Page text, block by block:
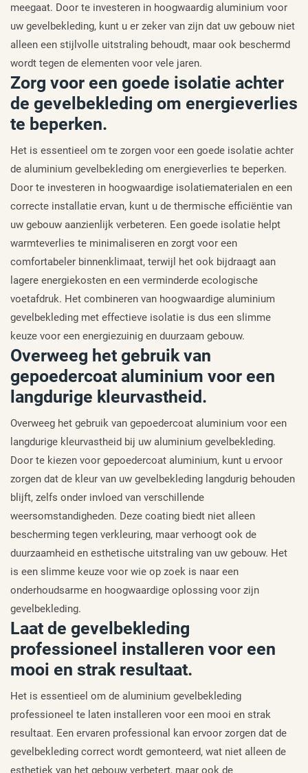
meegaat. Door te investeren in hoogwaardig aluminium voor
uw gevelbekleding, kunt u er zeker van zijn dat uw gebouw niet
alleen een stijlvolle uitstraling behoudt, maar ook beschermd
wordt tegen de elementen voor vele jaren.
Zorg voor een goede isolatie achter
de gevelbekleding om energieverlies
te beperken.
Het is essentieel om te zorgen voor een goede isolatie achter
de aluminium gevelbekleding om energieverlies te beperken.
Door te investeren in hoogwaardige isolatiematerialen en een
correcte installatie ervan, kunt u de thermische efficiëntie van
uw gebouw aanzienlijk verbeteren. Een goede isolatie helpt
warmteverlies te minimaliseren en zorgt voor een
comfortabeler binnenklimaat, terwijl het ook bijdraagt aan
lagere energiekosten en een verminderde ecologische
voetafdruk. Het combineren van hoogwaardige aluminium
gevelbekleding met effectieve isolatie is dus een slimme
keuze voor een energiezuinig en duurzaam gebouw.
Overweeg het gebruik van
gepoedercoat aluminium voor een
langdurige kleurvastheid.
Overweeg het gebruik van gepoedercoat aluminium voor een
langdurige kleurvastheid bij uw aluminium gevelbekleding.
Door te kiezen voor gepoedercoat aluminium, kunt u ervoor
zorgen dat de kleur van uw gevelbekleding langdurig behouden
blijft, zelfs onder invloed van verschillende
weersomstandigheden. Deze coating biedt niet alleen
bescherming tegen verkleuring, maar verhoogt ook de
duurzaamheid en esthetische uitstraling van uw gebouw. Het
is een slimme keuze voor wie op zoek is naar een
onderhoudsarme en hoogwaardige oplossing voor zijn
gevelbekleding.
Laat de gevelbekleding
professioneel installeren voor een
mooi en strak resultaat.
Het is essentieel om de aluminium gevelbekleding
professioneel te laten installeren voor een mooi en strak
resultaat. Een ervaren professional kan ervoor zorgen dat de
gevelbekleding correct wordt gemonteerd, wat niet alleen de
esthetiek van het gebouw verbetert, maar ook de